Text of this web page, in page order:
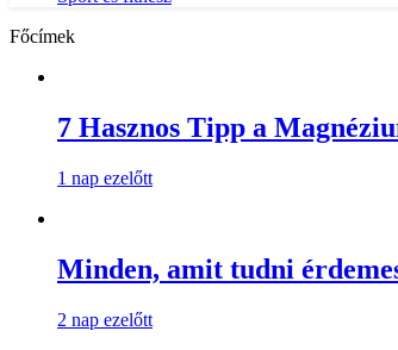
Főcímek
7 Hasznos Tipp a
1 nap ezelőtt
Minden, amit tudni
2 nap ezelőtt